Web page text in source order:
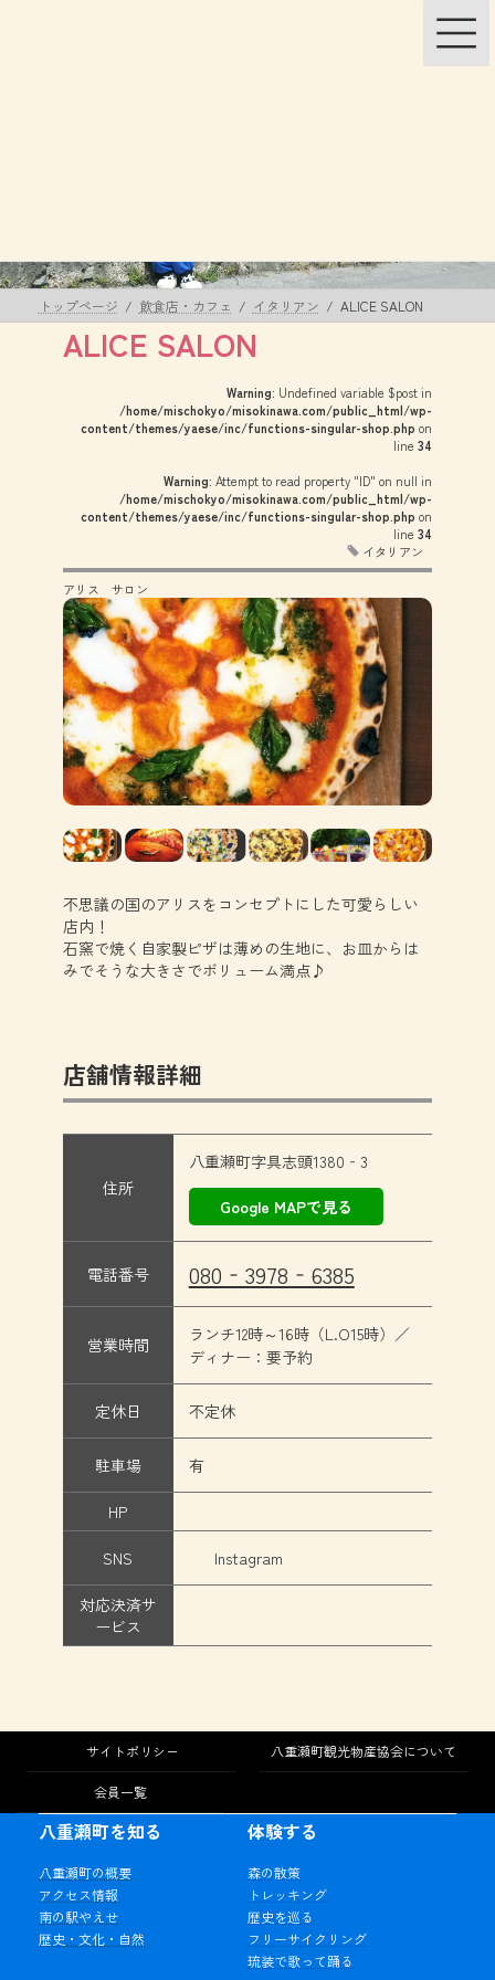
トップページ 飲食店・カフェ イタリアン ALICE SALON
ALICE SALON
Warning: Undefined variable $post in
/home/mischokyo/misokinawa.com/public_html/wp-
content/themes/yaese/inc/functions-singular-shop.php on
line34
Warning: Attempt to read property "ID" on null in
/home/mischokyo/misokinawa.com/public_html/wp-
content/themes/yaese/inc/functions-singular-shop.php on
line34
イタリアン
アリス サロン
不思議の国のアリスをコンセプトにした可愛らしい
店内！
石窯で焼く自家製ピザは薄めの生地に、お皿からは
みでそうな大きさでボリューム満点♪
店舗情報詳細
住所
八重瀬町字具志頭1380‐3
Google MAPで見る
電話番号 080‐3978‐6385
営業時間
ランチ12時～16時（L.O15時）／
ディナー：要予約
定休日 不定休
駐車場 有
HP
SNS Instagram
対応決済サ
ービス
サイトポリシー 八重瀬町観光物産協会について
会員一覧
八重瀬町を知る
八重瀬町の概要
アクセス情報
南の駅やえせ
歴史・文化・自然
体験する
森の散策
トレッキング
歴史を巡る
フリーサイクリング
琉装で歌って踊る